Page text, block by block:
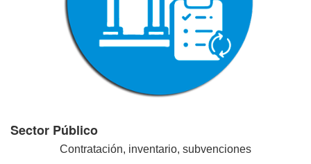
Sector Público
Contratación, inventario, subvenciones